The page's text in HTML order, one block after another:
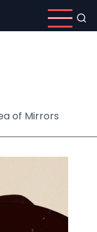
of Mirrors